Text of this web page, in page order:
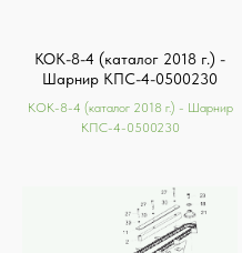
КОК-8-4 (каталог 2018 г.) -
Шарнир КПС-4-0500230
КОК-8-4 (каталог 2018 г.) - Шарнир
КПС-4-0500230